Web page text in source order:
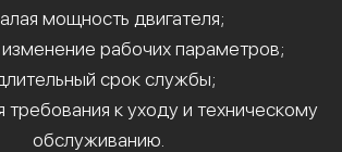
мощность двигателя;
изменение рабочих параметров;
срок службы;
требования к уходу и техническому
обслуживанию.